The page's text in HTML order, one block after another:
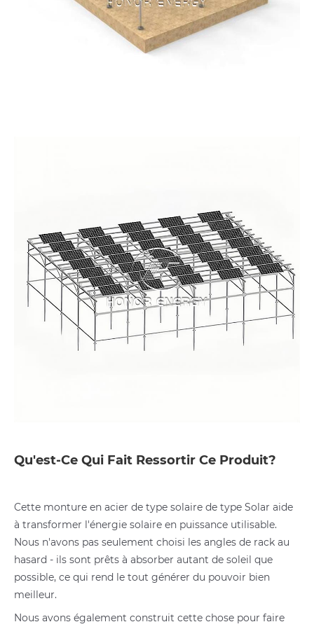
Qu'est-Ce Qui Fait Ressortir Ce Produit?
Cette monture en acier de type solaire de type Solar aide
à transformer l'énergie solaire en puissance utilisable.
Nous n'avons pas seulement choisi les angles de rack au
hasard - ils sont prêts à absorber autant de soleil que
possible, ce qui rend le tout générer du pouvoir bien
meilleur.
Nous avons également construit cette chose pour faire